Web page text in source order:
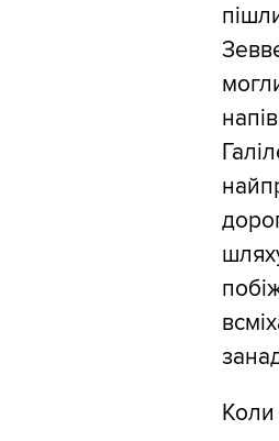
Коли